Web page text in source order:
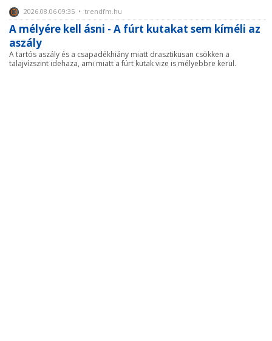
2026.08.06 09:35 • trendfm.hu
A mélyére kell ásni - A fúrt kutakat sem kíméli az
aszály
A tartós aszály és a csapadékhiány miatt drasztikusan csökken a
talajvízszint idehaza, ami miatt a fúrt kutak vize is mélyebbre kerül.